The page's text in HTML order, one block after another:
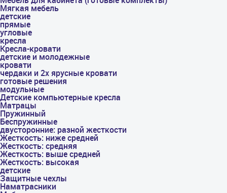
Мягкая мебель
детские
прямые
угловые
кресла
Кресла-кровати
детские и молодежные
кровати
чердаки и 2х ярусные кровати
готовые решения
модульные
Детские компьютерные кресла
Матрацы
Пружинный
Беспружинные
двусторонние: разной жесткости
Жесткость: ниже средней
Жесткость: средняя
Жесткость: выше средней
Жесткость: высокая
детские
Защитные чехлы
Наматрасники